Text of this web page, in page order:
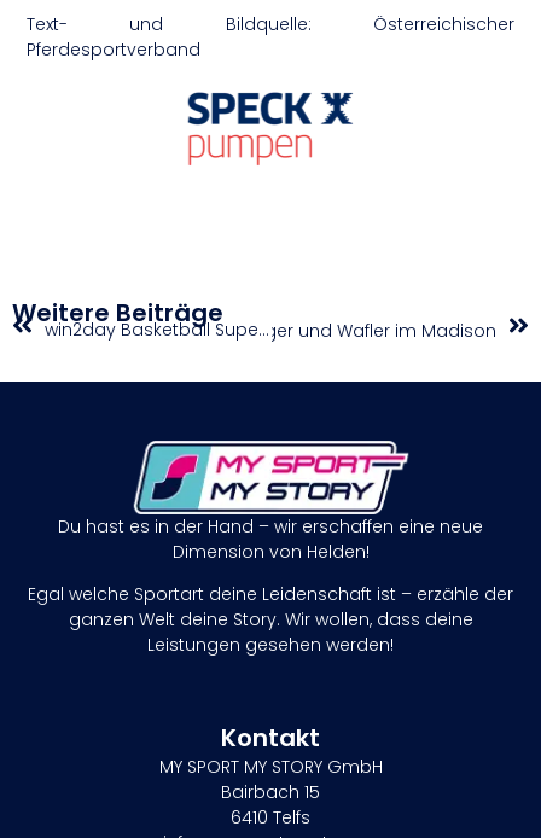
Text- und Bildquelle: Österreichischer
Pferdesportverband
Weitere Beiträge win2day Basketball Superligen schließen strategische Partnerschaft mit Two Circles
und Premierenerfolg für Fugger und Wafler im Madison
Du hast es in der Hand – wir erschaffen eine neue
Dimension von Helden!
Egal welche Sportart deine Leidenschaft ist – erzähle der
ganzen Welt deine Story. Wir wollen, dass deine
Leistungen gesehen werden!
Kontakt
MY SPORT MY STORY GmbH
Bairbach 15
6410 Telfs